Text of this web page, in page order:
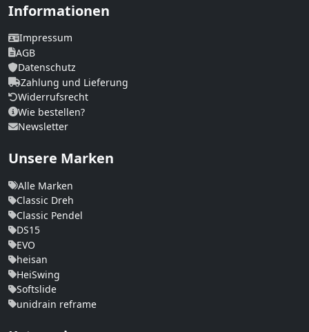
Informationen
Impressum
AGB
Datenschutz
Zahlung und Lieferung
Widerrufsrecht
Wie bestellen?
Newsletter
Unsere Marken
Alle Marken
Classic Dreh
Classic Pendel
DS15
EVO
heisan
HeiSwing
Softslide
unidrain reframe